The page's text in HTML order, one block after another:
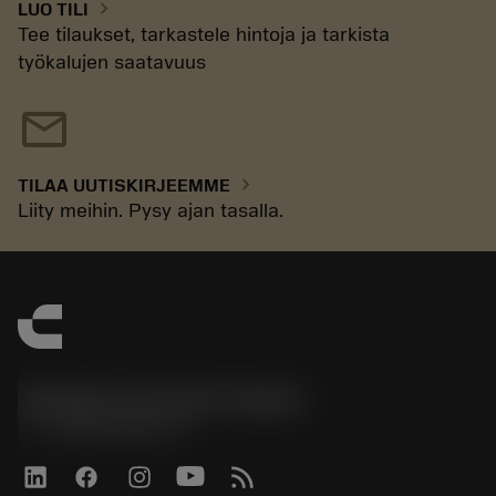
LUO TILI chevron_right
Tee tilaukset, tarkastele hintoja ja tarkista
työkalujen saatavuus
mail
TILAA UUTISKIRJEEMME chevron_right
Liity meihin. Pysy ajan tasalla.